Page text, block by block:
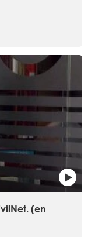
(en